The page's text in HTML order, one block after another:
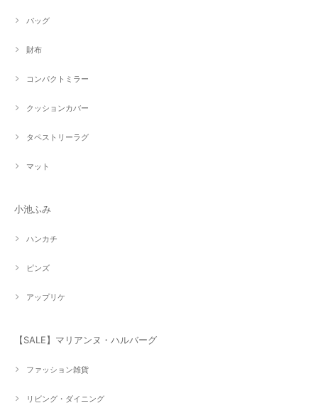
バッグ
財布
コンパクトミラー
クッションカバー
タペストリーラグ
マット
小池ふみ
ハンカチ
ピンズ
アップリケ
【SALE】マリアンヌ・ハルバーグ
ファッション雑貨
リビング・ダイニング